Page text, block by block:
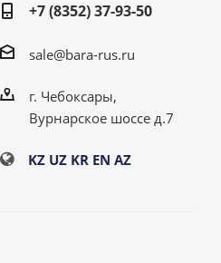
+7 (8352) 37-93-50
sale@bara-rus.ru
г. Чебоксары,
Вурнарское шоссе д.7
KZ UZ KR EN AZ